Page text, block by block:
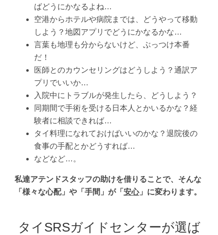
ばどうにかなるよね…
空港からホテルや病院までは、どうやって移動
しよう？地図アプリでどうにかなるかな…
言葉も地理も分からないけど、ぶっつけ本番
だ！
医師とのカウンセリングはどうしよう？通訳ア
プリでいいか…
入院中にトラブルが発生したら、どうしよう？
同期間で手術を受ける日本人とかいるかな？経
験者に相談できれば…
タイ料理になれておけばいいのかな？退院後の
食事の手配とかどうすれば…
などなど…。
私達アテンドスタッフの助けを借りることで、そんな
「様々な心配」や「手間」が「 安心」に変わります。
タイSRSガイドセンターが選ば